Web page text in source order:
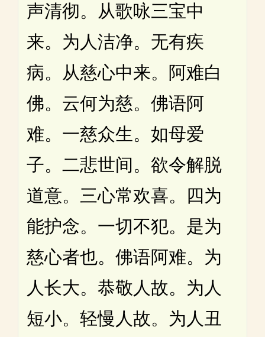
声清彻。从歌咏三宝中
来。为人洁净。无有疾
病。从慈心中来。阿难白
佛。云何为慈。佛语阿
难。一慈众生。如母爱
子。二悲世间。欲令解脱
道意。三心常欢喜。四为
能护念。一切不犯。是为
慈心者也。佛语阿难。为
人长大。恭敬人故。为人
短小。轻慢人故。为人丑